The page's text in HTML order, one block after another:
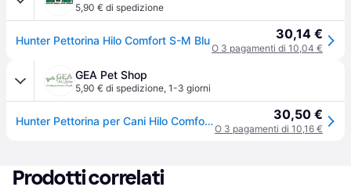
5,90 € di spedizione
Hunter Pettorina Hilo Comfort S-M Blu 30,14 €
O 3 pagamenti di 10,04 €
GEA Pet Shop
5,90 € di spedizione, 1-3 giorni
Hunter Pettorina per Cani Hilo Comfort Antracite Riflettente S-M 30,50 €
O 3 pagamenti di 10,16 €
Prodotti correlati